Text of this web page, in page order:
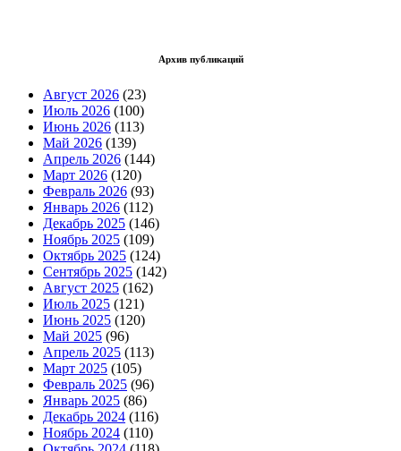
Архив публикаций
Август 2026 (23)
Июль 2026 (100)
Июнь 2026 (113)
Май 2026 (139)
Апрель 2026 (144)
Март 2026 (120)
Февраль 2026 (93)
Январь 2026 (112)
Декабрь 2025 (146)
Ноябрь 2025 (109)
Октябрь 2025 (124)
Сентябрь 2025 (142)
Август 2025 (162)
Июль 2025 (121)
Июнь 2025 (120)
Май 2025 (96)
Апрель 2025 (113)
Март 2025 (105)
Февраль 2025 (96)
Январь 2025 (86)
Декабрь 2024 (116)
Ноябрь 2024 (110)